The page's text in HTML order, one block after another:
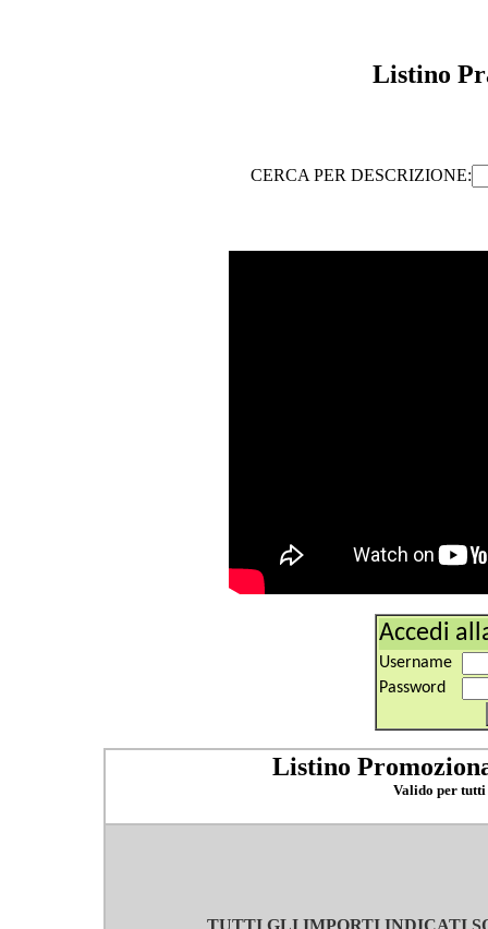
Listino
CERCA PER DESCRIZIONE:
Accedi
Username
Password
Listino
Valido per tutti
TUTTI GLI IMPORTI INDICATI